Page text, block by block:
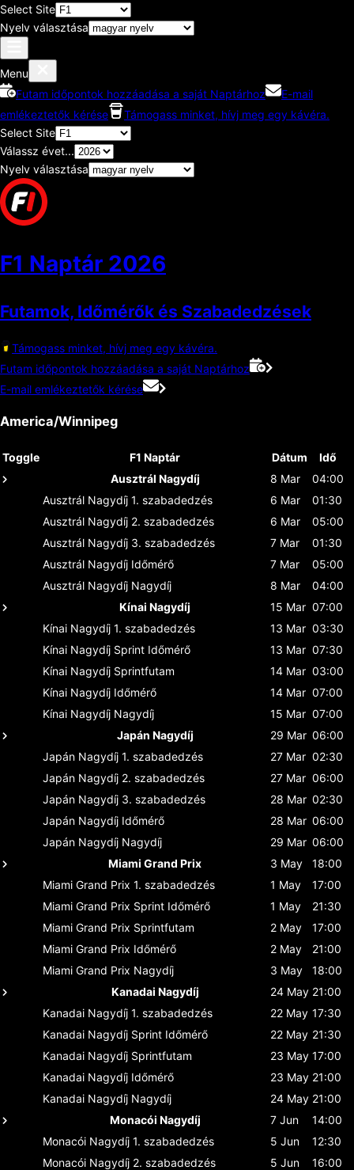
Select Site
Nyelv választása
Menu
Futam időpontok hozzáadása a saját Naptárhoz
E-mail
emlékeztetők kérése
Támogass minket, hívj meg egy kávéra.
Select Site
Válassz évet...
Nyelv választása
F1 Naptár 2026
Futamok, Időmérők és Szabadedzések
Támogass minket, hívj meg egy kávéra.
Futam időpontok hozzáadása a saját Naptárhoz
E-mail emlékeztetők kérése
America/Winnipeg
Toggle F1 Naptár Dátum
Idő
Ausztrál Nagydíj
8 Mar
04:00
Ausztrál Nagydíj 1. szabadedzés 6 Mar
01:30
Ausztrál Nagydíj 2. szabadedzés 6 Mar
05:00
Ausztrál Nagydíj 3. szabadedzés 7 Mar
01:30
Ausztrál Nagydíj Időmérő 7 Mar
05:00
Ausztrál Nagydíj Nagydíj 8 Mar
04:00
Kínai Nagydíj
15 Mar 07:00
Kínai Nagydíj 1. szabadedzés 13 Mar 03:30
Kínai Nagydíj Sprint Időmérő 13 Mar 07:30
Kínai Nagydíj Sprintfutam 14 Mar 03:00
Kínai Nagydíj Időmérő 14 Mar 07:00
Kínai Nagydíj Nagydíj 15 Mar 07:00
Japán Nagydíj
29 Mar 06:00
Japán Nagydíj 1. szabadedzés 27 Mar 02:30
Japán Nagydíj 2. szabadedzés 27 Mar 06:00
Japán Nagydíj 3. szabadedzés 28 Mar 02:30
Japán Nagydíj Időmérő 28 Mar 06:00
Japán Nagydíj Nagydíj 29 Mar 06:00
Miami Grand Prix
3 May
18:00
Miami Grand Prix 1. szabadedzés 1 May
17:00
Miami Grand Prix Sprint Időmérő 1 May
21:30
Miami Grand Prix Sprintfutam 2 May
17:00
Miami Grand Prix Időmérő 2 May
21:00
Miami Grand Prix Nagydíj 3 May
18:00
Kanadai Nagydíj
24 May 21:00
Kanadai Nagydíj 1. szabadedzés 22 May 17:30
Kanadai Nagydíj Sprint Időmérő 22 May 21:30
Kanadai Nagydíj Sprintfutam 23 May 17:00
Kanadai Nagydíj Időmérő 23 May 21:00
Kanadai Nagydíj Nagydíj 24 May 21:00
Monacói Nagydíj
7 Jun
14:00
Monacói Nagydíj 1. szabadedzés 5 Jun
12:30
Monacói Nagydíj 2. szabadedzés 5 Jun
16:00